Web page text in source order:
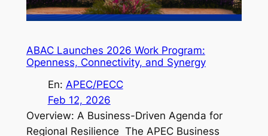
ABAC Launches 2026 Work Program:
Openness, Connectivity, and Synergy
En: APEC/PECC
Feb 12, 2026
Overview: A Business-Driven Agenda for
Regional Resilience The APEC Business